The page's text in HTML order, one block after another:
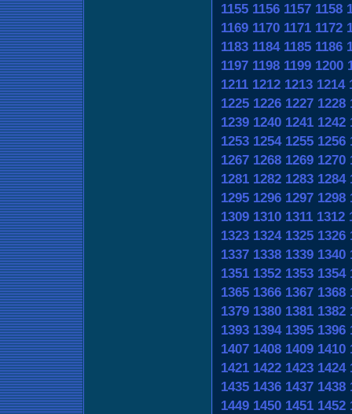
1155 1156 1157 1158
1169 1170 1171 1172
1183 1184 1185 1186
1197 1198 1199 1200
1211 1212 1213 1214
1225 1226 1227 1228
1239 1240 1241 1242
1253 1254 1255 1256
1267 1268 1269 1270
1281 1282 1283 1284
1295 1296 1297 1298
1309 1310 1311 1312
1323 1324 1325 1326
1337 1338 1339 1340
1351 1352 1353 1354
1365 1366 1367 1368
1379 1380 1381 1382
1393 1394 1395 1396
1407 1408 1409 1410
1421 1422 1423 1424
1435 1436 1437 1438
1449 1450 1451 1452